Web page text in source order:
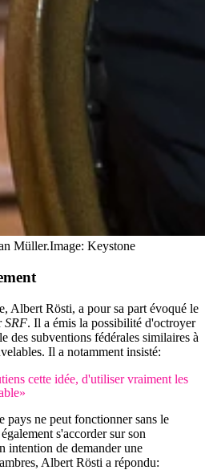
Müller.Image: Keystone
Albert Rösti, a pour sa part évoqué le
SRF. Il a émis la possibilité d'octroyer
des subventions fédérales similaires à
Il a notamment insisté:
cette idée, d'utiliser vraiment les
pays ne peut fonctionner sans le
s'accorder sur son
intention de demander une
Albert Rösti a répondu: